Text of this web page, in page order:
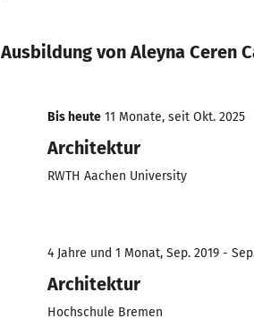
Ausbildung von Aleyna Ceren
Bis heute 11 Monate, seit Okt. 2025
Architektur
RWTH Aachen University
4 Jahre und 1 Monat, Sep. 2019 -
Architektur
Hochschule Bremen